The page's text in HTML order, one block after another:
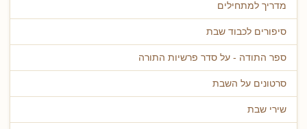
מדריך למתחילים
סיפורים לכבוד שבת
ספר התודה - על סדר פרשיות התורה
סרטונים על השבת
שירי שבת